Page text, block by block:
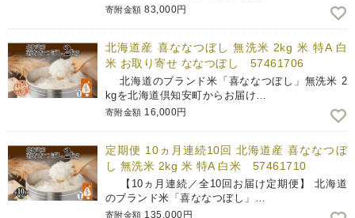
寄附金額 83,000円
北海道産 喜ななつぼし 無洗米 2kg 米 特A 白
米 お取り寄せ ななつぼし 57461706
北海道のブランド米「喜ななつぼし」無洗米 2
kgを北海道倶知安町からお届け…
寄附金額 16,000円
定期便 10ヵ月連続10回 北海道産 喜ななつぼ
し 無洗米 2kg 米 特A 白米 57461710
【10ヵ月連続／全10回お届け定期便】 北海道
のブランド米「喜ななつぼし」…
寄附金額 135,000円